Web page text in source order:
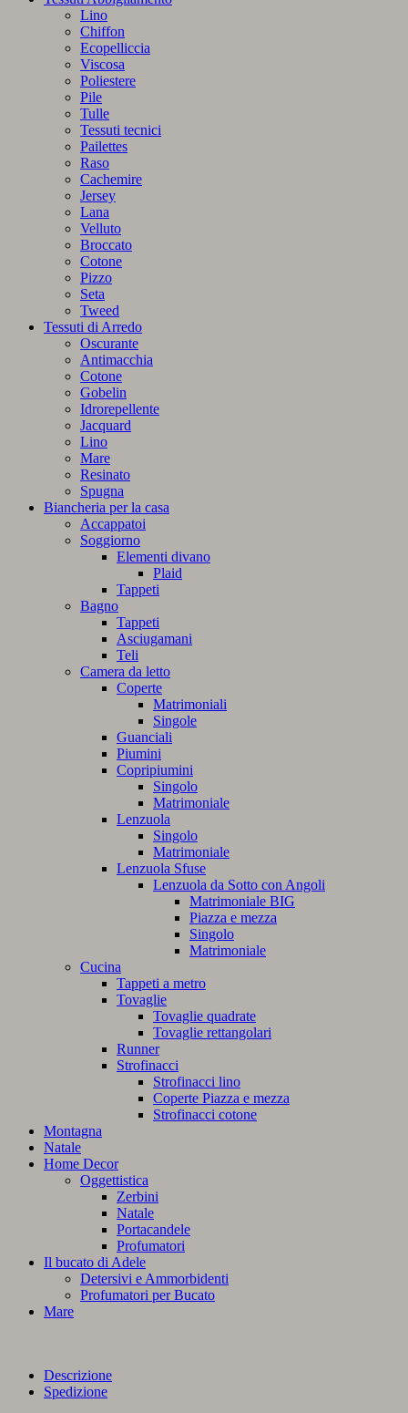
Lino
Chiffon
Ecopelliccia
Viscosa
Poliestere
Pile
Tulle
Tessuti tecnici
Pailettes
Raso
Cachemire
Jersey
Lana
Velluto
Broccato
Cotone
Pizzo
Seta
Tweed
Tessuti di Arredo
Oscurante
Antimacchia
Cotone
Gobelin
Idrorepellente
Jacquard
Lino
Mare
Resinato
Spugna
Biancheria per la casa
Accappatoi
Soggiorno
Elementi divano
Plaid
Tappeti
Bagno
Tappeti
Asciugamani
Teli
Camera da letto
Coperte
Matrimoniali
Singole
Guanciali
Piumini
Copripiumini
Singolo
Matrimoniale
Lenzuola
Singolo
Matrimoniale
Lenzuola Sfuse
Lenzuola da Sotto con Angoli
Matrimoniale BIG
Piazza e mezza
Singolo
Matrimoniale
Cucina
Tappeti a metro
Tovaglie
Tovaglie quadrate
Tovaglie rettangolari
Runner
Strofinacci
Strofinacci lino
Coperte Piazza e mezza
Strofinacci cotone
Montagna
Natale
Home Decor
Oggettistica
Zerbini
Natale
Portacandele
Profumatori
Il bucato di Adele
Detersivi e Ammorbidenti
Profumatori per Bucato
Mare
Descrizione
Spedizione